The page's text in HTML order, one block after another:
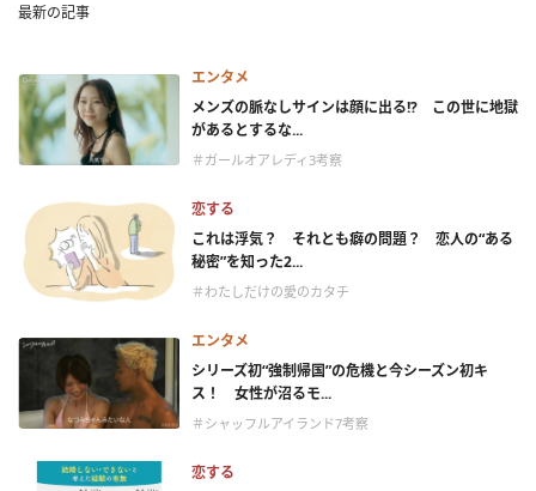
最新の記事
エンタメ
メンズの脈なしサインは顔に出る!? この世に地獄
があるとするな...
＃ガールオアレディ3考察
恋する
これは浮気？ それとも癖の問題？ 恋人の“ある
秘密”を知った2...
＃わたしだけの愛のカタチ
エンタメ
シリーズ初“強制帰国”の危機と今シーズン初キ
ス！ 女性が沼るモ...
＃シャッフルアイランド7考察
恋する